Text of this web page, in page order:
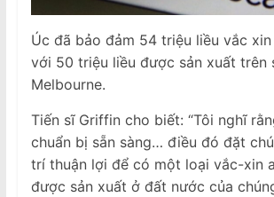
Úc đã bảo đảm 54 triệu liều vắc xin
với 50 triệu liều được sản xuất trên
Melbourne.
Tiến sĩ Griffin cho biết: “Tôi nghĩ
chuẩn bị sẵn sàng… điều đó đặt
trí thuận lợi để có một loại vắc-xin
được sản xuất ở đất nước của